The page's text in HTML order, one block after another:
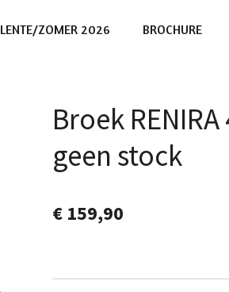
LENTE/ZOMER 2026 BROCHURE
Broek
geen stock
€ 159,90